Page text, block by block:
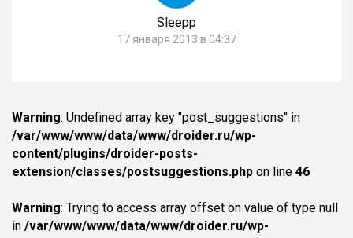
Sleepp
17 января 2013 в 04:37
Warning: Undefined array key "post_suggestions" in
/var/www/www/data/www/droider.ru/wp-
content/plugins/droider-posts-
extension/classes/postsuggestions.php on line 46
Warning: Trying to access array offset on value of type null
in /var/www/www/data/www/droider.ru/wp-